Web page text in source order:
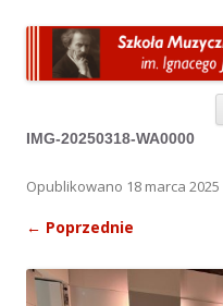
IMG-20250318-WA0000
Opublikowano 18 marca 2025
← Poprzednie